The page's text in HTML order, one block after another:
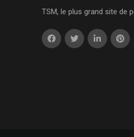
TSM, le plus grand site de